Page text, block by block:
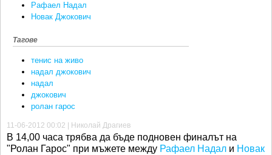
Рафаел Надал
Новак Джокович
Тагове
тенис на живо
надал джокович
надал
джокович
ролан гарос
11-06-2012 00:02 | Николай Драгиев
В 14,00 часа трябва да бъде подновен финалът на
"Ролан Гарос" при мъжете между Рафаел Надал и Новак